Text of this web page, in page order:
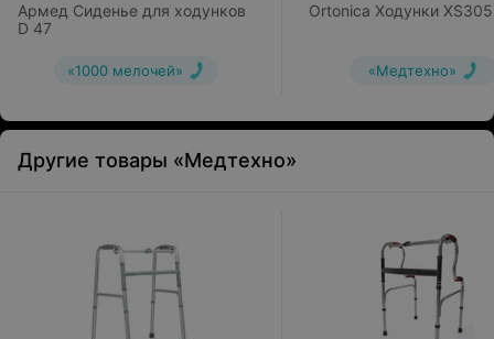
Армед Сиденье для ходунков
D 47
«1000 мелочей»
Ortonica Ходунки XS305
«Медтехно»
Другие товары «Медтехно»